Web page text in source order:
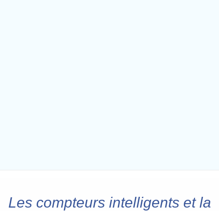
Les compteurs intelligents et la